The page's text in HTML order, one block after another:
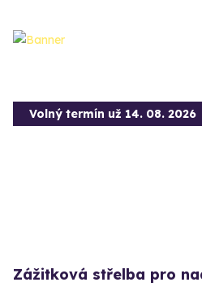
Volný termín už 14. 08. 2026
Zážitková střelba pro